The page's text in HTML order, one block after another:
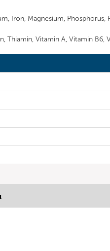
Iron, Magnesium,
Thiamin, Vitamin A, Vitamin B6,